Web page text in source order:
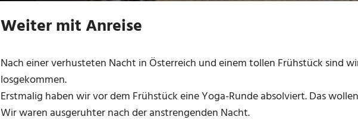
Weiter mit Anreise
Nach einer verhusteten Nacht in Österreich und einem tollen Frühstück sind
losgekommen.
Erstmalig haben wir vor dem Frühstück eine Yoga-Runde absolviert. Das
Wir waren ausgeruhter nach der anstrengenden Nacht.